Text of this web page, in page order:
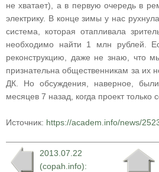
не хватает), а в первую очередь в
электрику. В конце зимы у нас
система, которая отапливала
необходимо найти 1 млн рублей.
реконструкцию, даже не знаю, что
признательна общественникам за их
ДК. Но обсуждения, наверное,
месяцев 7 назад, когда проект только
Источник: https://academ.info/news/
2013.07.22
(copah.info):